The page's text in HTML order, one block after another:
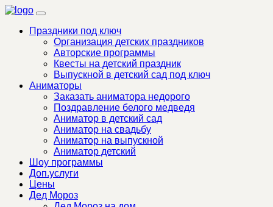
Праздники под ключ
Организация детских праздников
Авторские программы
Квесты на детский праздник
Выпускной в детский сад под ключ
Аниматоры
Заказать аниматора недорого
Поздравление белого медведя
Аниматор в детский сад
Аниматор на свадьбу
Аниматор на выпускной
Аниматор детский
Шоу программы
Доп.услуги
Цены
Дед Мороз